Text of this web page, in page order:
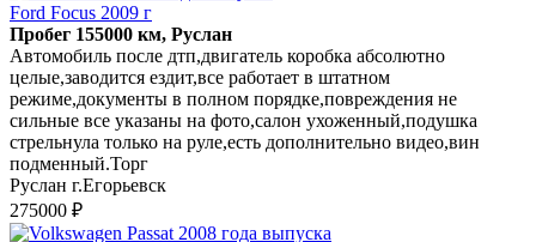
Ford Focus 2009 г
Пробег 155000 км, Руслан
Автомобиль после дтп,двигатель коробка абсолютно
целые,заводится ездит,все работает в штатном
режиме,документы в полном порядке,повреждения не
сильные все указаны на фото,салон ухоженный,подушка
стрельнула только на руле,есть дополнительно видео,вин
подменный.Торг
Руслан г.Егорьевск
275000 ₽